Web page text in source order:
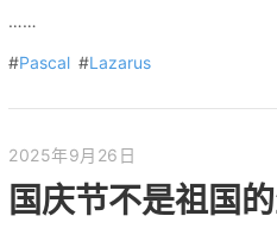
……
#Pascal #Lazarus
2025年9月26日
国庆节不是祖国